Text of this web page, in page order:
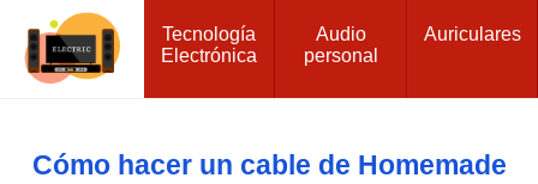
Tecnología
Electrónica
Audio
personal
Auriculares
Cómo hacer un cable de Homemade